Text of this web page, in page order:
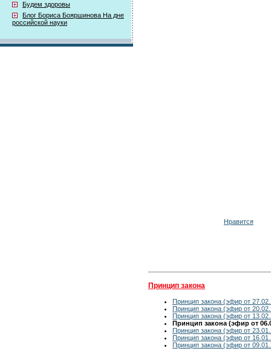
Будем здоровы
Блог Бориса Бояршинова На дне
российской науки
Нравится
Принцип закона
Принцип закона (эфир от
Принцип закона (эфир от
Принцип закона (эфир от
Принцип закона (эфир от
Принцип закона (эфир от
Принцип закона (эфир от
Принцип закона (эфир от